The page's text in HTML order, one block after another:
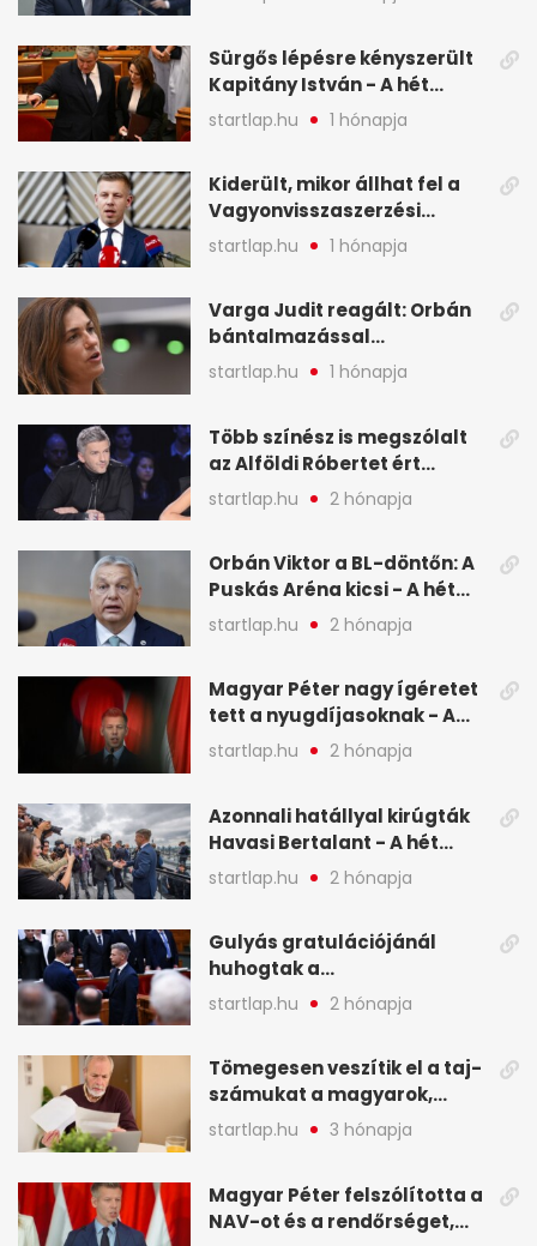
legfontosabb hírei
Sürgős lépésre kényszerült
Kapitány István - A hét
legfontosabb hírei
képekben
startlap.hu 1 hónapja
Kiderült, mikor állhat fel a
Vagyonvisszaszerzési
Hivatal - A hét legfontosabb
hírei képekben
startlap.hu 1 hónapja
Varga Judit reagált: Orbán
bántalmazással
kapcsolatban emlegette - A
hét legfontosabb hírei
startlap.hu 1 hónapja
Több színész is megszólalt
az Alföldi Róbertet ért
vádakról - A hét
legfontosabb hírei
startlap.hu 2 hónapja
Orbán Viktor a BL-döntőn: A
Puskás Aréna kicsi - A hét
legfontosabb hírei képeken
startlap.hu 2 hónapja
Magyar Péter nagy ígéretet
tett a nyugdíjasoknak - A
hét legfontosabb hírei
képekben
startlap.hu 2 hónapja
Azonnali hatállyal kirúgták
Havasi Bertalant - A hét
legfontosabb hírei
képekben
startlap.hu 2 hónapja
Gulyás gratulációjánál
huhogtak a
leghangosabban, miután
Magyart miniszterelnökké
legfontosabb hírei
képekben
startlap.hu 2 hónapja
Tömegesen veszítik el a taj-
számukat a magyarok,
sokak ellen eljárást indít a
NAV - A hét hírei képekben
startlap.hu 3 hónapja
Magyar Péter felszólította a
NAV-ot és a rendőrséget,